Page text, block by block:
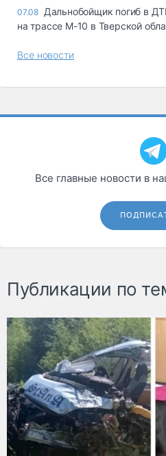
07.08 Дальнобойщик погиб в
на трассе М-10 в Тверской
Все новости
Все главные новости в
Публикации по